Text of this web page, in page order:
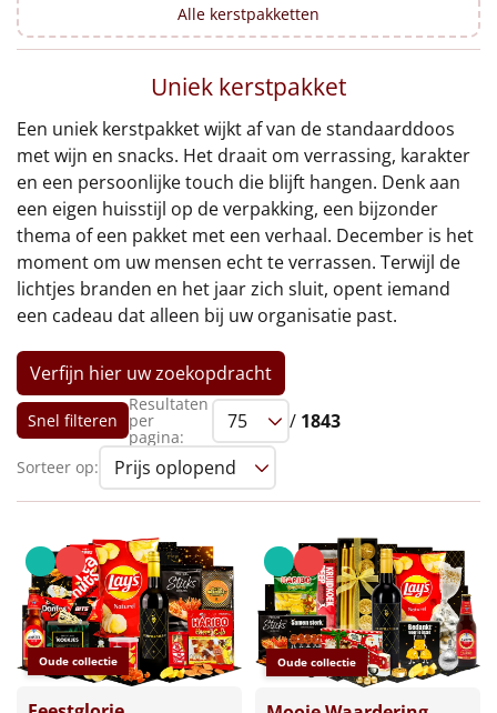
€50 tot €55
€75 tot €100
€100 en hoger
Alle kerstpakketten 2026
Thema
Origineel
Rituals
Mannen
Vrouwen
Duurzaam
Leuke
Alle kerstpakketten
Uniek kerstpakket
Een uniek kerstpakket wijkt af van de standaarddoos
met wijn en snacks. Het draait om verrassing, karakter
en een persoonlijke touch die blijft hangen. Denk aan
een eigen huisstijl op de verpakking, een bijzonder
thema of een pakket met een verhaal. December is het
moment om uw mensen echt te verrassen. Terwijl de
lichtjes branden en het jaar zich sluit, opent iemand
een cadeau dat alleen bij uw organisatie past.
Verfijn hier uw zoekopdracht
Snel filteren
Resultaten
per
pagina:
/ 1843
Sorteer op:
Oude collectie Oude collectie